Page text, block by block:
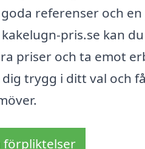
referenser och
pris.se kan
priser och ta emot
trygg i ditt val och
förpliktelser